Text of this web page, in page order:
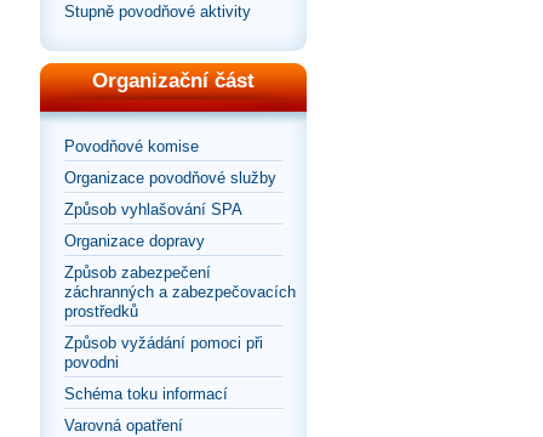
Stupně povodňové aktivity
Organizační část
Povodňové komise
Organizace povodňové služby
Způsob vyhlašování SPA
Organizace dopravy
Způsob zabezpečení
záchranných a zabezpečovacích
prostředků
Způsob vyžádání pomoci při
povodni
Schéma toku informací
Varovná opatření